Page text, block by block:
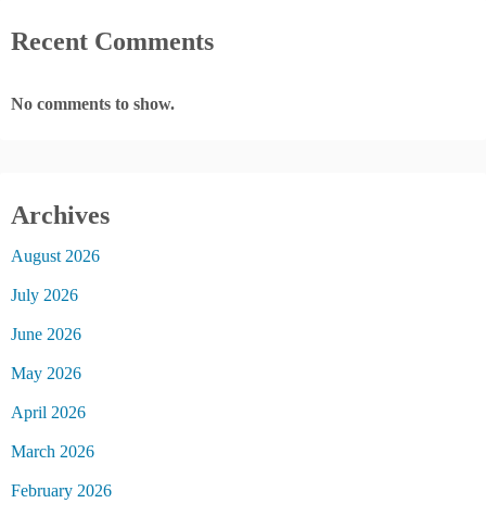
Recent Comments
No comments to show.
Archives
August 2026
July 2026
June 2026
May 2026
April 2026
March 2026
February 2026